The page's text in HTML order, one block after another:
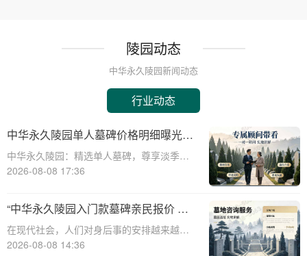
陵园动态
中华永久陵园新闻动态
行业动态
中华永久陵园单人墓碑价格明细曝光：
淡季下单立省数千，限时优惠深度解析
中华永久陵园：精选单人墓碑，尊享淡季限
时优惠☎ 中华永久陵园电话:400-838-5063
始终以提供高品质的墓碑产品和服务为己
任。本文将全面解析中华永久陵园多款
2026-08-08 17:36
“中华永久陵园入门款墓碑亲民报价 一
次性付清享折上折：超值优惠与便捷选
择的完美结合”
在现代社会，人们对身后事的安排越来越重
视，而墓碑作为逝者最后的尊严象征，其选
2026-08-08 14:36